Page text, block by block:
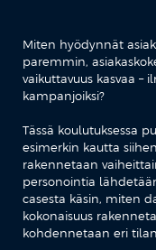
Miten hyödynnät
paremmin,
vaikuttavuus kasvaa –
kampanjoiksi?
Tässä koulutuksessa
esimerkin kautta
rakennetaan
personointia
casesta käsin, miten
kokonaisuus
kohdennetaan eri